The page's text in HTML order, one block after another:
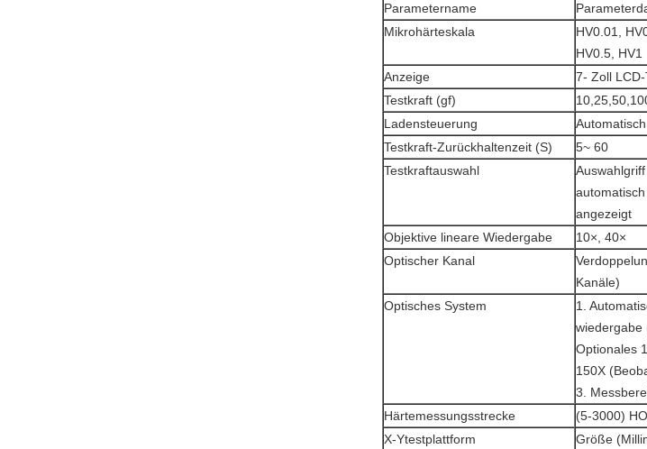
Parametername
Mikrohärteskala
HV0.01,
HV0.5, HV1
Anzeige
7- Zoll
Testkraft (gf)
Ladensteuerung
Testkraft-Zurückhaltenzeit (S)
5~ 60
Testkraftauswahl
angezeigt
Objektive lineare Wiedergabe
10×, 40×
Optischer Kanal
Kanäle)
Optisches System
1.
wiedergabe
Optionales
150X
3.
Härtemessungsstrecke
(5-3000)
X-Ytestplattform
Größe